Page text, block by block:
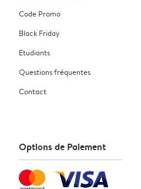
Code Promo
Black Friday
Etudiants
Questions fréquentes
Contact
Options de Paiement